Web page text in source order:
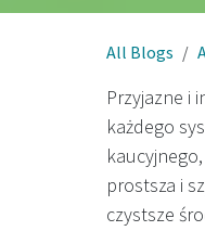
All Blogs
Przyjazne i
każdego
prostsza i
czystsze